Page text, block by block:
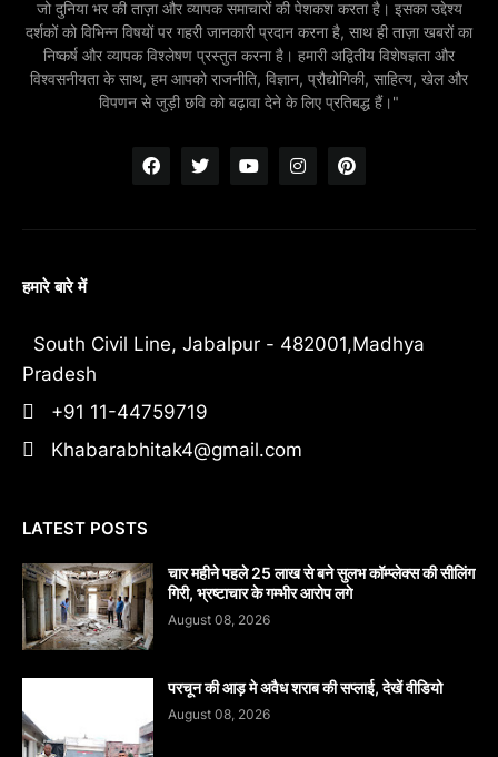
जो दुनिया भर की ताज़ा और व्यापक समाचारों की पेशकश करता है। इसका उद्देश्य
दर्शकों को विभिन्न विषयों पर गहरी जानकारी प्रदान करना है, साथ ही ताज़ा खबरों का
निष्कर्ष और व्यापक विश्लेषण प्रस्तुत करना है। हमारी अद्वितीय विशेषज्ञता और
विश्वसनीयता के साथ, हम आपको राजनीति, विज्ञान, प्रौद्योगिकी, साहित्य, खेल और
विपणन से जुड़ी छवि को बढ़ावा देने के लिए प्रतिबद्ध हैं।"
हमारे बारे में
South Civil Line, Jabalpur - 482001,Madhya
Pradesh
+91 11-44759719
Khabarabhitak4@gmail.com
LATEST POSTS
चार महीने पहले 25 लाख से बने सुलभ कॉम्प्लेक्स की सीलिंग
गिरी, भ्रष्टाचार के गम्भीर आरोप लगे
August 08, 2026
परचून की आड़ मे अवैध शराब की सप्लाई, देखें वीडियो
August 08, 2026